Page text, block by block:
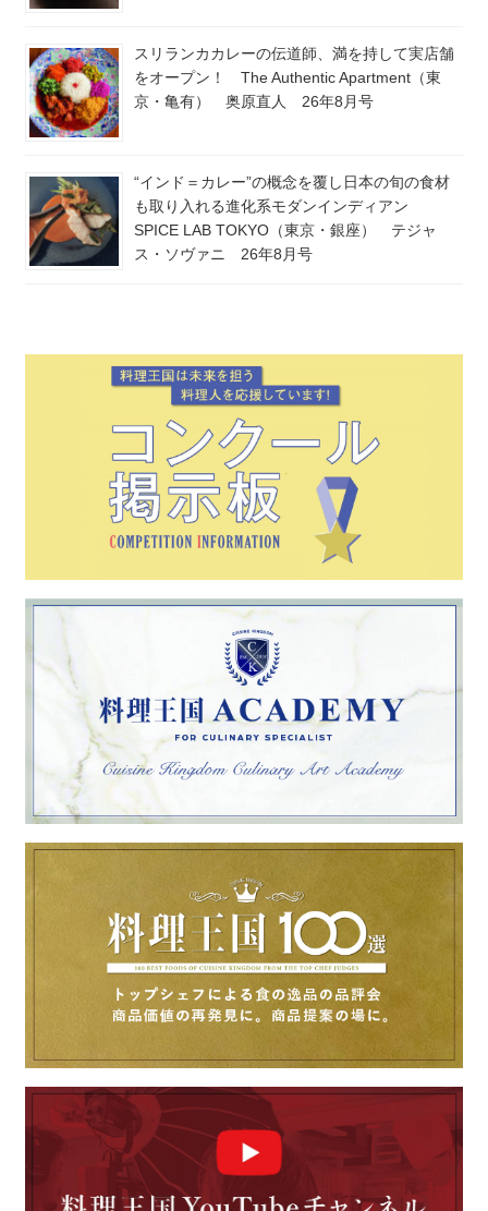
スリランカカレーの伝道師、満を持して実店舗
をオープン！ The Authentic Apartment（東
京・亀有） 奥原直人 26年8月号
“インド＝カレー”の概念を覆し日本の旬の食材
も取り入れる進化系モダンインディアン
SPICE LAB TOKYO（東京・銀座） テジャ
ス・ソヴァニ 26年8月号